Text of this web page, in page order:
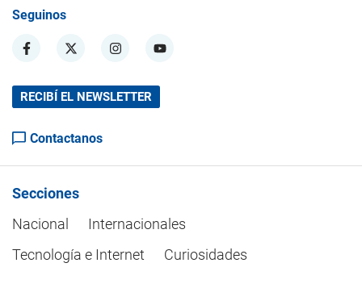
Seguinos
RECIBÍ EL NEWSLETTER
Contactanos
Secciones
Nacional
Internacionales
Tecnología e Internet
Curiosidades